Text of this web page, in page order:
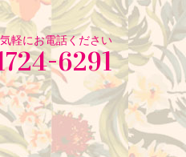
軽にお電話ください
6291